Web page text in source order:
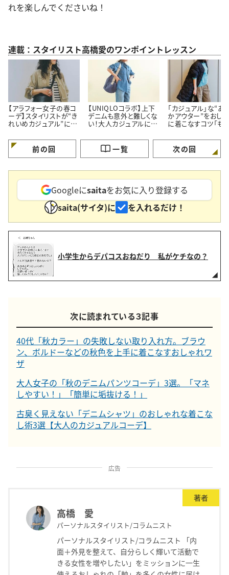
れを楽しんでくださいね！
連載：スタイリスト高橋愛のワンポイントレッスン
【アラフォー女子の春コ
ーデ】スタイリストが“き
れいめカジュアル”に欠
紹介
【UNIQLOコラボ】上下
デニムも意外と難しくな
い！大人カジュアルに着
術」
「カジュアル」な“あ
かアウター”をおし
に着こなすコツ「も
前の回 一覧 次の回
Googleにsaitaをお気に入り登録する
saita(サイタ)に
を入れるだけ！
小学生からデパコスおねだり 私がケチなの？
次に読まれている３記事
40代「秋カラー」の失敗しない取り入れ方。ブラウ
ン、ボルドーなどの秋色を上手に着こなすおしゃれワ
ザ
大人女子の「秋のデニムパンツコーデ」3選。「マネ
しやすい！」「簡単に垢抜ける！」
古臭く見えない「デニムシャツ」のおしゃれな着こな
し術3選【大人のカジュアルコーデ】
広告
著者
高橋 愛
パーソナルスタイリスト/コラムニスト
パーソナルスタイリスト/コラムニスト 「内
面＋外見を整えて、自分らしく輝いて活動で
きる女性を増やしたい」をミッションに一生